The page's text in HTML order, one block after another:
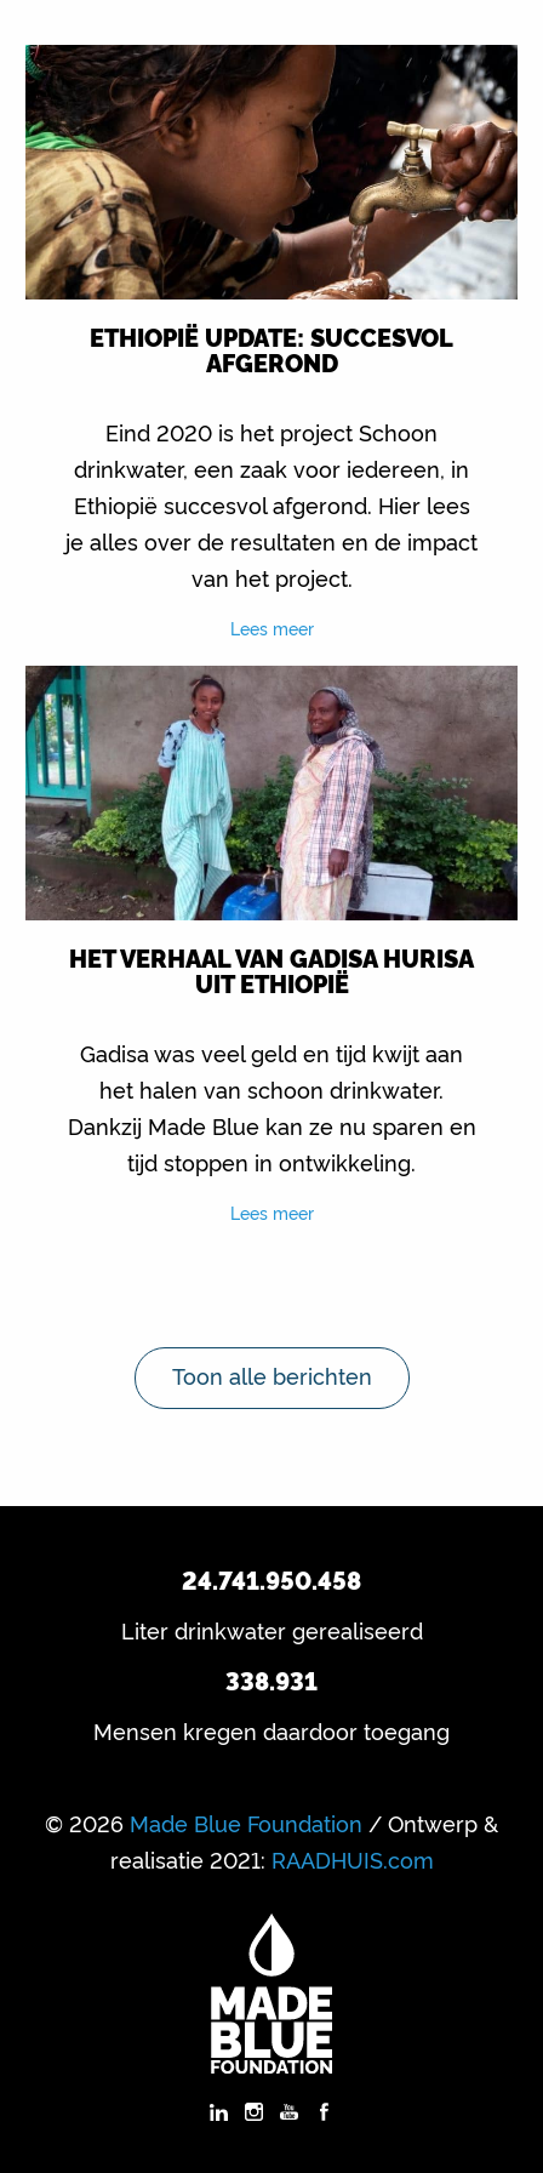
ETHIOPIË UPDATE: SUCCESVOL
AFGEROND
Eind 2020 is het project Schoon
drinkwater, een zaak voor iedereen, in
Ethiopië succesvol afgerond. Hier lees
je alles over de resultaten en de impact
van het project.
Lees meer
HET VERHAAL VAN GADISA HURISA
UIT ETHIOPIË
Gadisa was veel geld en tijd kwijt aan
het halen van schoon drinkwater.
Dankzij Made Blue kan ze nu sparen en
tijd stoppen in ontwikkeling.
Lees meer
Toon alle berichten
24.741.950.458
Liter drinkwater gerealiseerd
338.931
Mensen kregen daardoor toegang
© 2026 Made Blue Foundation / Ontwerp &
realisatie 2021: RAADHUIS.com